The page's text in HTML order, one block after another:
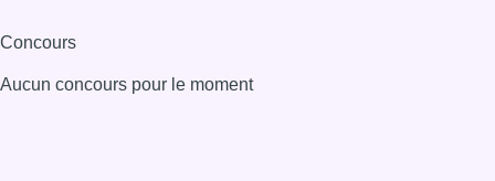
Concours
Aucun concours pour le moment